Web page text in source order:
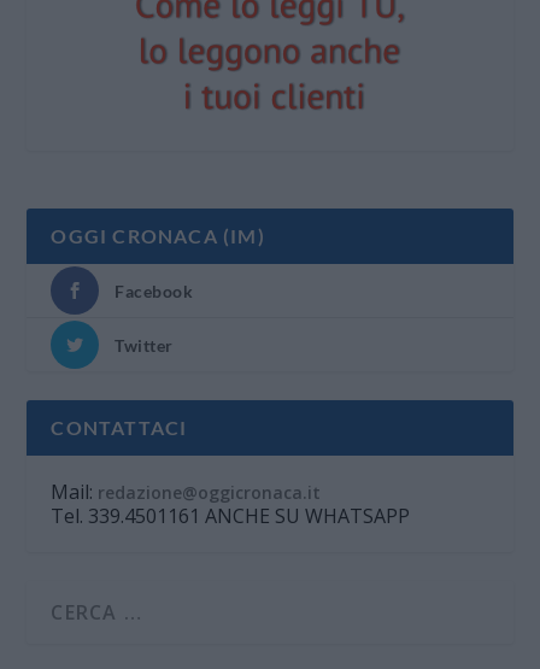
OGGI CRONACA (IM)
Facebook
Twitter
CONTATTACI
Mail: redazione@oggicronaca.it
Tel. 339.4501161 ANCHE SU WHATSAPP